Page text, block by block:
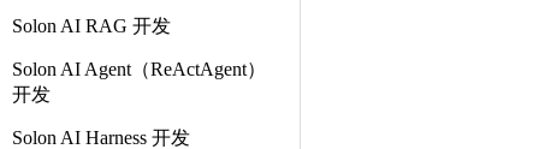
Solon AI RAG 开发
Solon AI Agent（ReActAgent）
开发
Solon AI Harness 开发